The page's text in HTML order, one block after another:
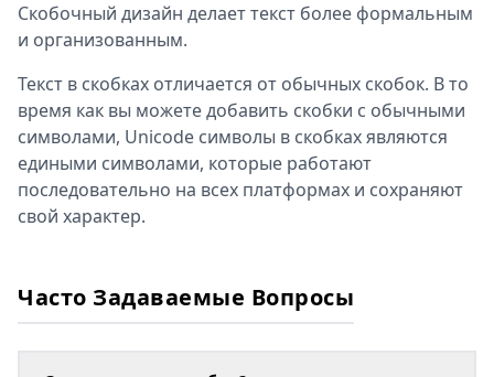
Скобочный дизайн делает текст более формальным
и организованным.
Текст в скобках отличается от обычных скобок. В то
время как вы можете добавить скобки с обычными
символами, Unicode символы в скобках являются
едиными символами, которые работают
последовательно на всех платформах и сохраняют
свой характер.
Часто Задаваемые Вопросы